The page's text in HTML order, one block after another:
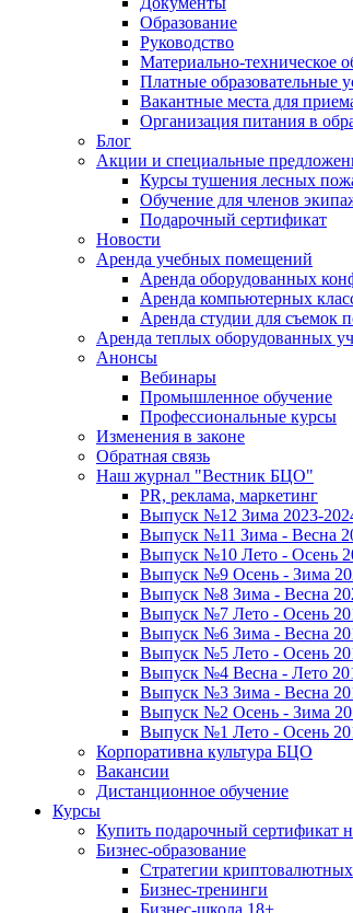
Образование
Руководство
Материально-техническое
Платные образовательные
Вакантные места для
Организация питания в
Блог
Акции и специальные
Курсы тушения лесных
Обучение для членов
Подарочный сертификат
Новости
Аренда учебных помещений
Аренда оборудованных
Аренда компьютерных
Аренда студии для съемок
Аренда теплых оборудованных
Анонсы
Вебинары
Промышленное обучение
Профессиональные курсы
Изменения в законе
Обратная связь
Наш журнал "Вестник БЦО"
PR, реклама, маркетинг
Выпуск №12 Зима 2023-
Выпуск №11 Зима - Весна
Выпуск №10 Лето - Осень
Выпуск №9 Осень - Зима
Выпуск №8 Зима - Весна
Выпуск №7 Лето - Осень
Выпуск №6 Зима - Весна
Выпуск №5 Лето - Осень
Выпуск №4 Весна - Лето
Выпуск №3 Зима - Весна
Выпуск №2 Осень - Зима
Выпуск №1 Лето - Осень
Корпоративна культура БЦО
Вакансии
Дистанционное обучение
Курсы
Купить подарочный сертификат
Бизнес-образование
Стратегии
Бизнес-тренинги